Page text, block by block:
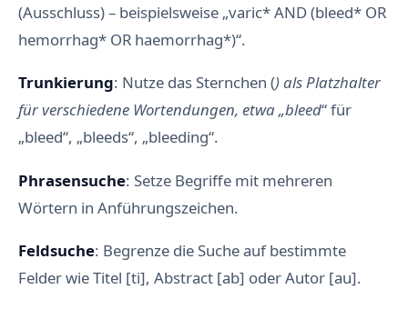
(Ausschluss) – beispielsweise „varic* AND (bleed* OR
hemorrhag* OR haemorrhag*)“.
Trunkierung: Nutze das Sternchen () als Platzhalter
für verschiedene Wortendungen, etwa „bleed“ für
„bleed“, „bleeds“, „bleeding“.
Phrasensuche: Setze Begriffe mit mehreren
Wörtern in Anführungszeichen.
Feldsuche: Begrenze die Suche auf bestimmte
Felder wie Titel [ti], Abstract [ab] oder Autor [au].